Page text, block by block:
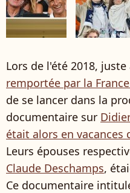
Lors de l'été 2018, juste
remportée par la
de se lancer dans la
documentaire sur
était alors en vacances
Leurs épouses
Claude Deschamps,
Ce documentaire